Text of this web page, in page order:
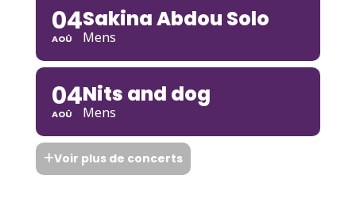
04
AOÛ
Sakina Abdou Solo
Mens
04
AOÛ
Nits and dog
Mens
Voir plus de concerts